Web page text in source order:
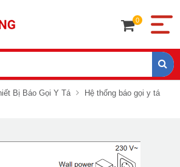
0
Bị Báo Gọi Y Tá
Hệ thống báo gọi y tá